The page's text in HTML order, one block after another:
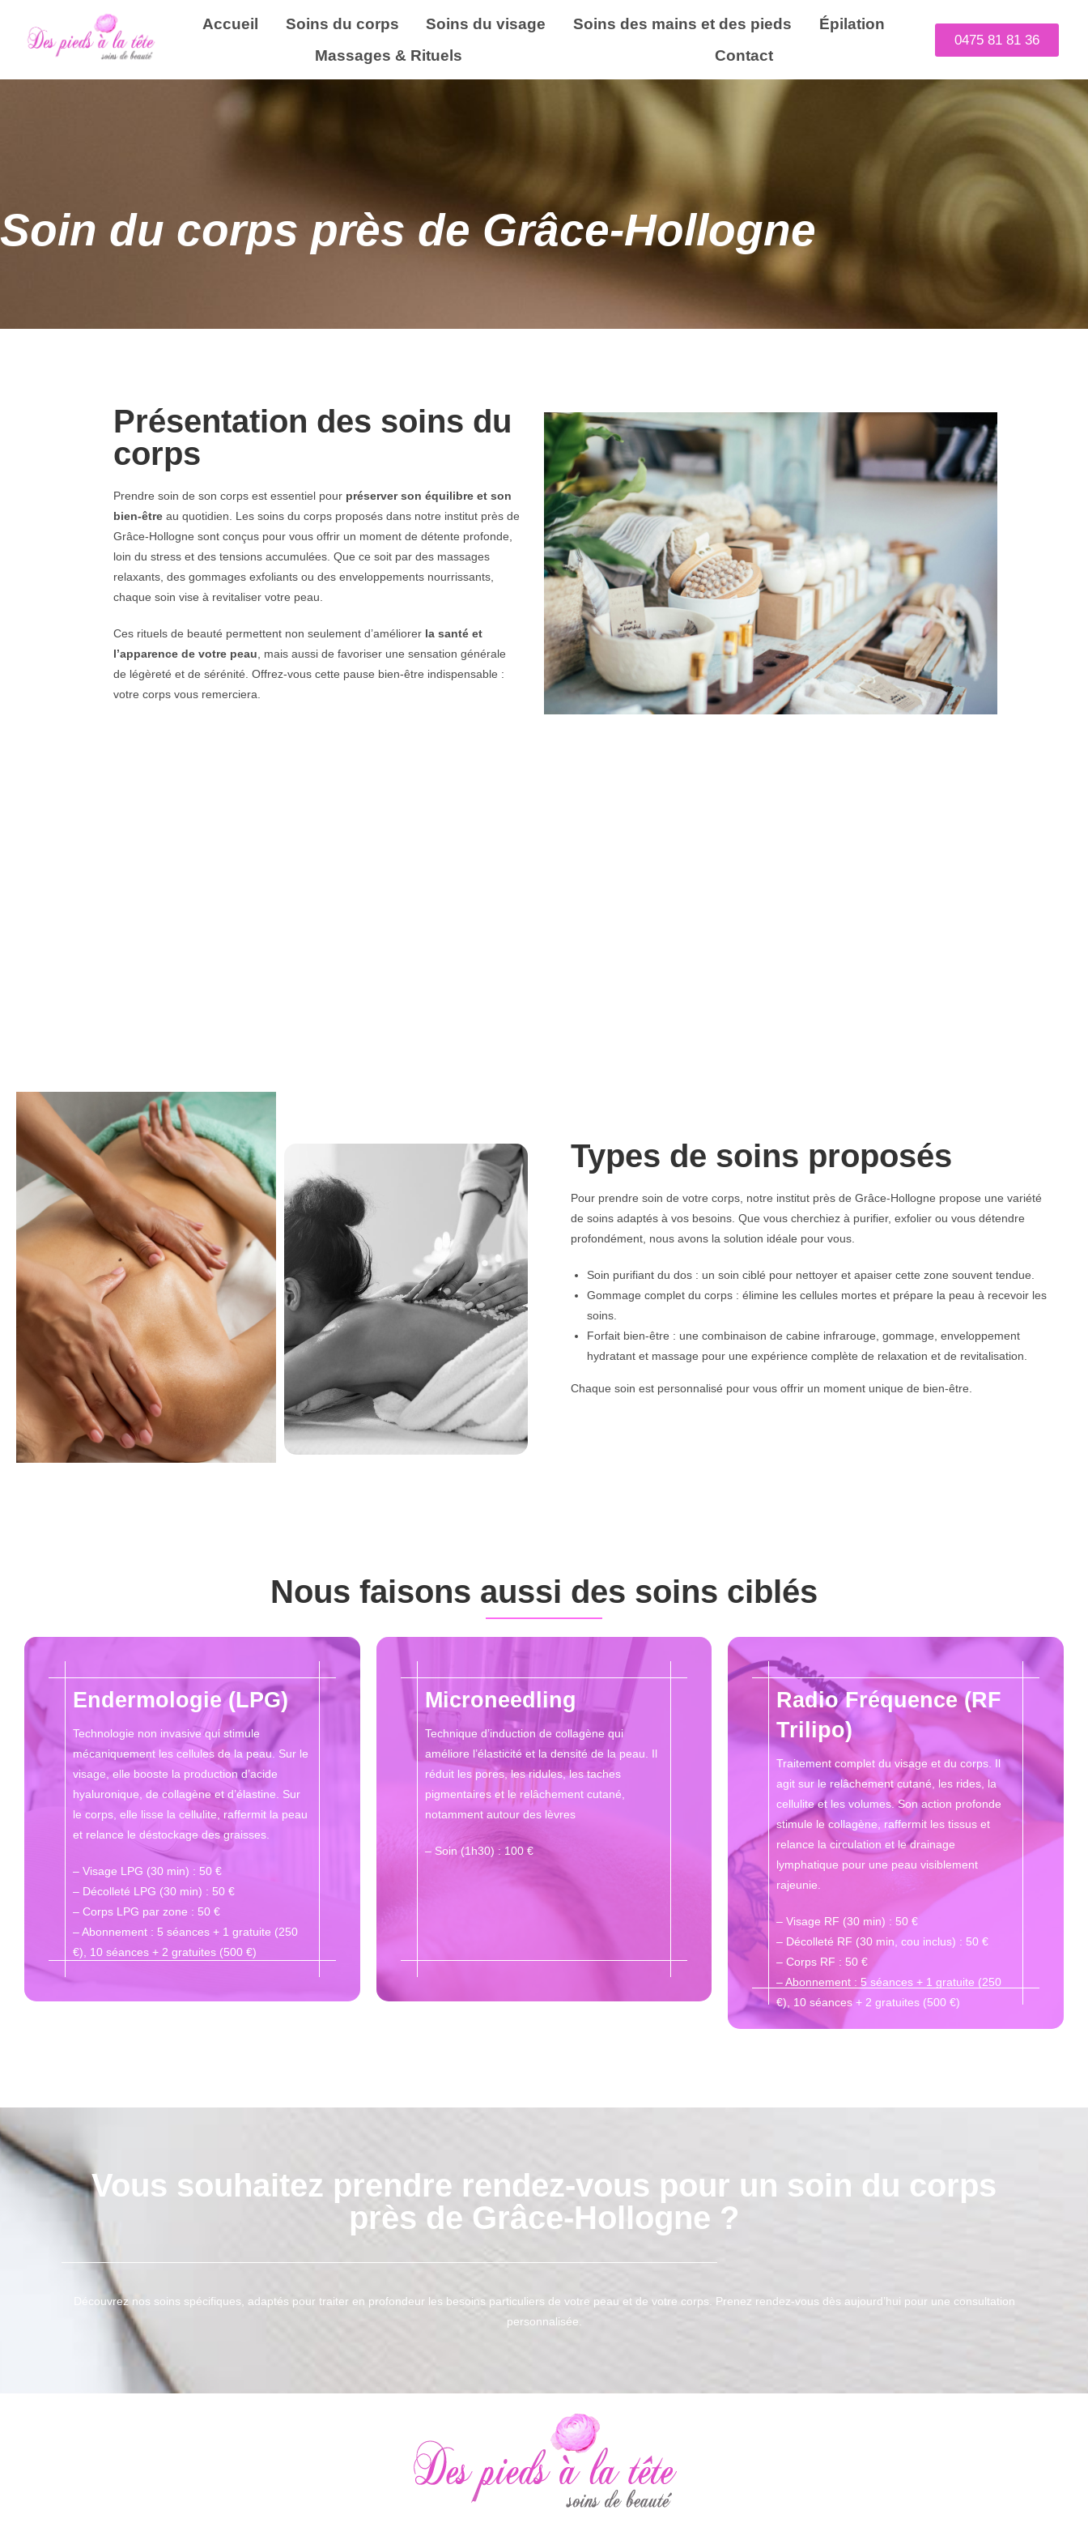
Accueil Soins du corps Soins du visage Soins des mains et des pieds
Épilation
Massages & Rituels
Contact
0475 81 81 36
Soin du corps près de Grâce‑Hollogne
Présentation des soins du
corps
Prendre soin de son corps est essentiel pour préserver son équilibre et son
bien-être au quotidien. Les soins du corps proposés dans notre institut près de
Grâce‑Hollogne sont conçus pour vous offrir un moment de détente profonde,
loin du stress et des tensions accumulées. Que ce soit par des massages
relaxants, des gommages exfoliants ou des enveloppements nourrissants,
chaque soin vise à revitaliser votre peau.
Ces rituels de beauté permettent non seulement d’améliorer la santé et
l’apparence de votre peau , mais aussi de favoriser une sensation générale
de légèreté et de sérénité. Offrez-vous cette pause bien-être indispensable :
votre corps vous remerciera.
Types de soins proposés
Pour prendre soin de votre corps, notre institut près de Grâce‑Hollogne propose une variété
de soins adaptés à vos besoins. Que vous cherchiez à purifier, exfolier ou vous détendre
profondément, nous avons la solution idéale pour vous.
Soin purifiant du dos : un soin ciblé pour nettoyer et apaiser cette zone souvent tendue.
Gommage complet du corps : élimine les cellules mortes et prépare la peau à recevoir les
soins.
Forfait bien-être : une combinaison de cabine infrarouge, gommage, enveloppement
hydratant et massage pour une expérience complète de relaxation et de revitalisation.
Chaque soin est personnalisé pour vous offrir un moment unique de bien-être.
Nous faisons aussi des soins ciblés
Endermologie (LPG)
Technologie non invasive qui stimule
mécaniquement les cellules de la peau. Sur le
visage, elle booste la production d’acide
hyaluronique, de collagène et d’élastine. Sur
le corps, elle lisse la cellulite, raffermit la peau
et relance le déstockage des graisses.
– Visage LPG (30 min) : 50 €
– Décolleté LPG (30 min) : 50 €
– Corps LPG par zone : 50 €
– Abonnement : 5 séances + 1 gratuite (250
€), 10 séances + 2 gratuites (500 €)
Microneedling
Technique d’induction de collagène qui
améliore l’élasticité et la densité de la peau. Il
réduit les pores, les ridules, les taches
pigmentaires et le relâchement cutané,
notamment autour des lèvres
– Soin (1h30) : 100 €
Radio Fréquence (RF
Trilipo)
Traitement complet du visage et du corps. Il
agit sur le relâchement cutané, les rides, la
cellulite et les volumes. Son action profonde
stimule le collagène, raffermit les tissus et
relance la circulation et le drainage
lymphatique pour une peau visiblement
rajeunie.
– Visage RF (30 min) : 50 €
– Décolleté RF (30 min, cou inclus) : 50 €
– Corps RF : 50 €
– Abonnement : 5 séances + 1 gratuite (250
€), 10 séances + 2 gratuites (500 €)
Vous souhaitez prendre rendez-vous pour un soin du corps
près de Grâce‑Hollogne ?
Découvrez nos soins spécifiques, adaptés pour traiter en profondeur les besoins particuliers de votre peau et de votre corps. Prenez rendez-vous dès aujourd’hui pour une consultation
personnalisée.